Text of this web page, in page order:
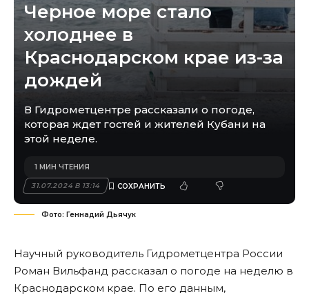
Черное море стало
холоднее в
Краснодарском крае из-за
дождей
В Гидрометцентре рассказали о погоде,
которая ждет гостей и жителей Кубани на
этой неделе.
31.07.2024 В 13:14
1 МИН ЧТЕНИЯ
Фото: Геннадий Дьячук
Научный руководитель Гидрометцентра России
Роман Вильфанд рассказал о погоде на неделю в
Краснодарском крае. По его данным,